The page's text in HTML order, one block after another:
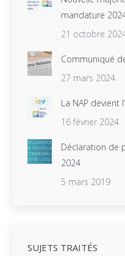
mandature
21 octobre
Communiqué
27 mars 2024
La NAP devient
16 février 2024
Déclaration de
2024
5 mars 2019
SUJETS TRAITÉS